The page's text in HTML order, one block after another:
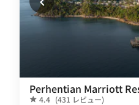
Perhentian Marriott
4.4 (431 レビュー)